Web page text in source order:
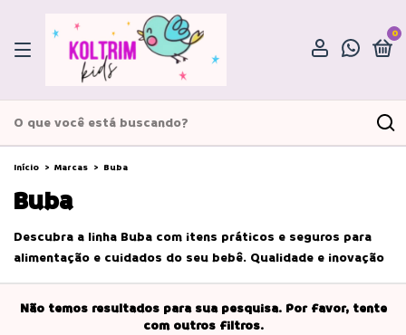
0
Início > Marcas > Buba
Buba
Descubra a linha Buba com itens práticos e seguros para
alimentação e cuidados do seu bebê. Qualidade e inovação
Não temos resultados para sua pesquisa. Por favor, tente
com outros filtros.